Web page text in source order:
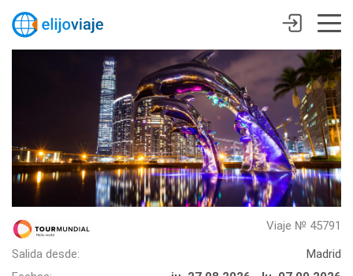
Viaje № 45791
Salida desde:
Madrid